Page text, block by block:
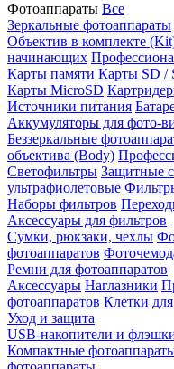
Фотоаппараты Все
Зеркальные фотоаппараты
Объектив в комплекте
начинающих
Карты памяти Карты SD /
Карты MicroSD
Источники питания
Аккумуляторы для фото-
Беззеркальные
объектива (Body)
Светофильтры Защитные
ультрафиолетовые
Наборы фильтров
Аксессуары для фильтров
Сумки, рюкзаки, чехлы
фотоаппаратов
Ремни для фотоаппаратов
Аксессуары Наглазники
фотоаппаратов Клетки
Уход и защита
USB-накопители и
Компактные